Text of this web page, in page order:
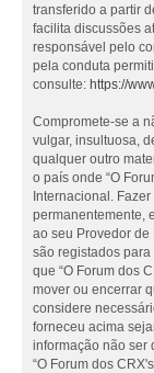
transferido a partir
facilita discussões
responsável pelo
pela conduta
consulte: https://
Compromete-se a
vulgar, insultuosa,
qualquer outro
o país onde “O
Internacional.
permanentemente,
ao seu Provedor de
são registados
que “O Forum dos
mover ou encerrar
considere
forneceu acima
informação não ser
“O Forum dos